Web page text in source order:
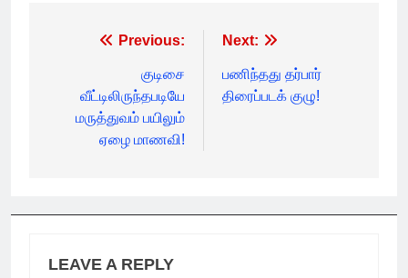
navigation
Previous:
குடிசை
வீட்டிலிருந்தபடியே
மருத்துவம் பயிலும்
ஏழை மாணவி!
Next:
பணிந்தது தர்பார்
திரைப்படக் குழு!
LEAVE A REPLY